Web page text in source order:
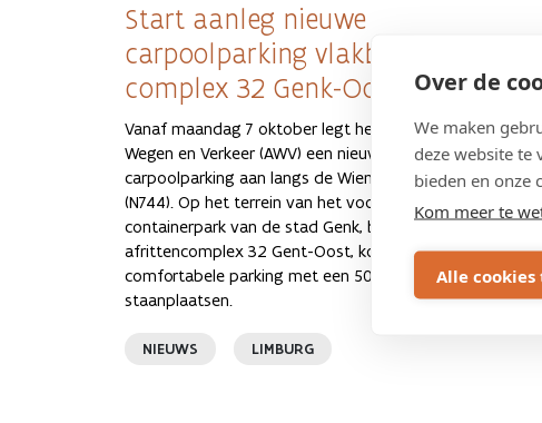
Over de
We maken
deze website te
bieden en onze
Kom meer te
Alle cookies
Start aanleg nieuwe
carpoolparking vlakbij
complex 32 Genk-Oost
Vanaf maandag 7 oktober legt het Agentschap
Wegen en Verkeer (AWV) een nieuwe
carpoolparking aan langs de Wiemesmeerstraat
(N744). Op het terrein van het voormalige
containerpark van de stad Genk, bij op- en
afrittencomplex 32 Gent-Oost, komt een nieuwe,
comfortabele parking met een 50-tal
staanplaatsen.
NIEUWS LIMBURG